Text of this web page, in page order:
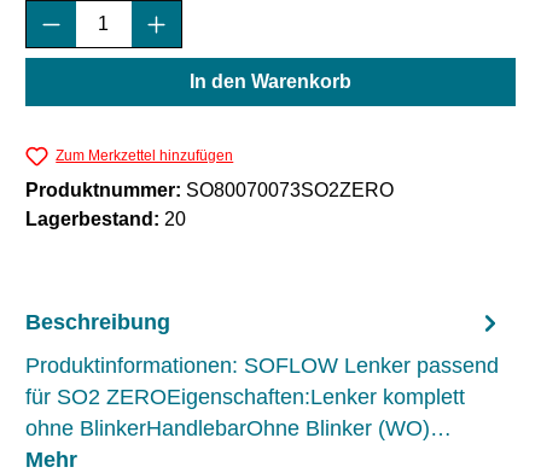
Produkt Anzahl: Gib den gewünschten
In den Warenkorb
Zum Merkzettel hinzufügen
Produktnummer: SO80070073SO2ZERO
Lagerbestand: 20
Beschreibung
Produktinformationen: SOFLOW Lenker passend
für SO2 ZEROEigenschaften:Lenker komplett
ohne BlinkerHandlebarOhne Blinker (WO)…
Mehr